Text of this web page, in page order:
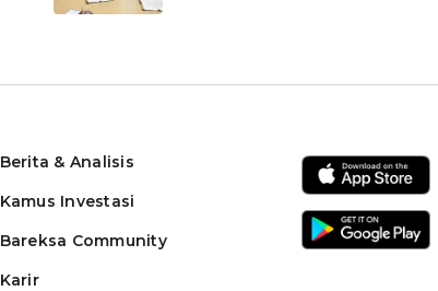
Berita & Analisis
Kamus Investasi
Bareksa Community
Karir